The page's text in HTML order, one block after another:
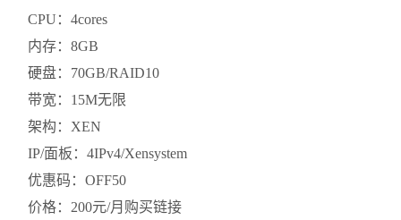
CPU：4cores
内存：8GB
硬盘：70GB/RAID10
带宽：15M无限
架构：XEN
IP/面板：4IPv4/Xensystem
优惠码：OFF50
价格：200元/月购买链接